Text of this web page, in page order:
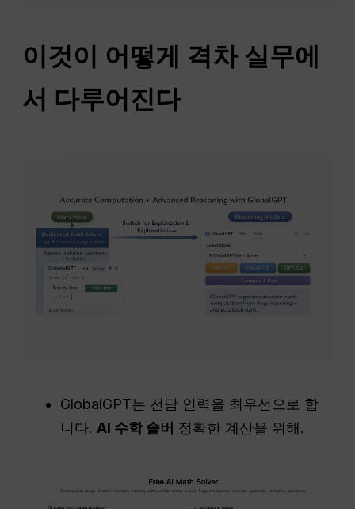
이것이 어떻게 격차실무에
서 다루어진다
GlobalGPT는 전담 인력을 최우선으로 합
니다. AI 수학 솔버 정확한 계산을 위해.